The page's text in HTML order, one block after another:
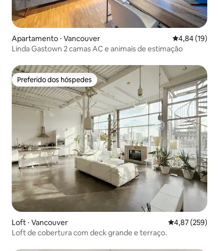
Apartamento ⋅ Vancouver 4,84 de uma
4,84 (19)
Linda Gastown 2 camas AC e animais de estimação
Preferido dos hóspedes
Preferido dos hóspedes
Loft ⋅ Vancouver 4,87 de uma
4,87 (259)
Loft de cobertura com deck grande e terraço.